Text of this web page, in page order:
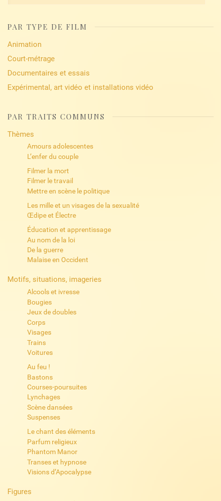
PAR TYPE DE FILM
Animation
Court-métrage
Documentaires et essais
Expérimental, art vidéo et installations vidéo
PAR TRAITS COMMUNS
Thèmes
Amours adolescentes
L’enfer du couple
Filmer la mort
Filmer le travail
Mettre en scène le politique
Les mille et un visages de la sexualité
Œdipe et Électre
Éducation et apprentissage
Au nom de la loi
De la guerre
Malaise en Occident
Motifs, situations, imageries
Alcools et ivresse
Bougies
Jeux de doubles
Corps
Visages
Trains
Voitures
Au feu !
Bastons
Courses-poursuites
Lynchages
Scène dansées
Suspenses
Le chant des éléments
Parfum religieux
Phantom Manor
Transes et hypnose
Visions d’Apocalypse
Figures